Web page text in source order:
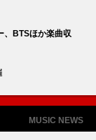
、BTSほか楽曲収
MUSIC NEWS